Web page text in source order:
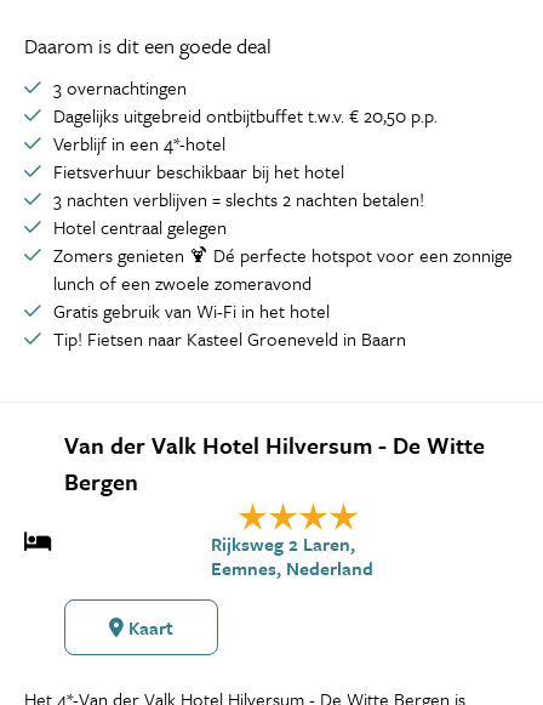
Daarom is dit een goede deal
3 overnachtingen
Dagelijks uitgebreid ontbijtbuffet t.w.v. € 20,50 p.p.
Verblijf in een 4*-hotel
Fietsverhuur beschikbaar bij het hotel
3 nachten verblijven = slechts 2 nachten betalen!
Hotel centraal gelegen
Zomers genieten 🍹 Dé perfecte hotspot voor een zonnige
lunch of een zwoele zomeravond
Gratis gebruik van Wi-Fi in het hotel
Tip! Fietsen naar Kasteel Groeneveld in Baarn
Van der Valk Hotel Hilversum - De Witte
Bergen
Rijksweg 2 Laren,
Eemnes, Nederland
Kaart
Het 4*-Van der Valk Hotel Hilversum - De Witte Bergen is